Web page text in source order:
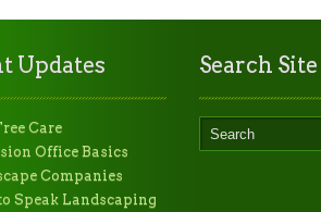
Updates
Care
Office Basics
Companies
Speak Landscaping
Search Site